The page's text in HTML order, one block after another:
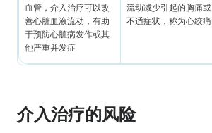
血管，介入治疗可以改
善心脏血液流动，有助
于预防心脏病发作或其
他严重并发症
流动减少引起的胸痛或
不适症状，称为心绞痛
介入治疗的风险